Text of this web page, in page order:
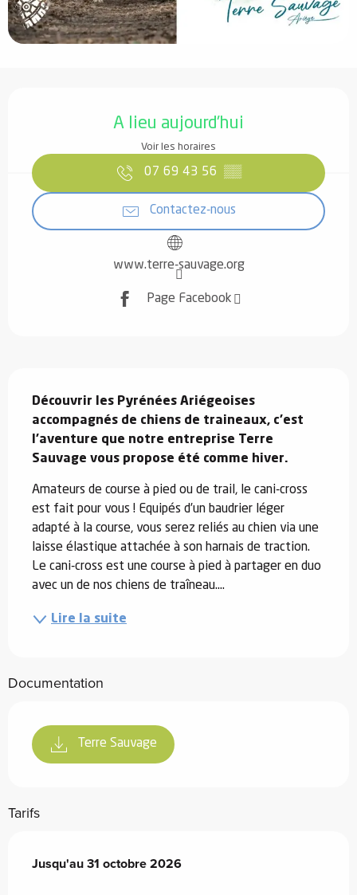
A lieu aujourd'hui
Voir les horaires
07 69 43 56 ▒▒
Contactez-nous
www.terre-sauvage.org
Page Facebook
Découvrir les Pyrénées Ariégeoises
accompagnés de chiens de traineaux, c'est
l'aventure que notre entreprise Terre
Sauvage vous propose été comme hiver.
Amateurs de course à pied ou de trail, le cani-cross
est fait pour vous ! Equipés d’un baudrier léger
adapté à la course, vous serez reliés au chien via une
laisse élastique attachée à son harnais de traction.
Le cani-cross est une course à pied à partager en duo
avec un de nos chiens de traîneau....
Lire la suite
Documentation
Terre Sauvage
Tarifs
Du1 janvier 2025au31 octobre 2026
Jusqu'au31 octobre 2026